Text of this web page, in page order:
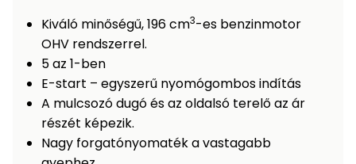
kellékek
Permetező
Üvegház
és
melegház
Kiváló minőségű, 196 cm3-es benzinmotor
OHV rendszerrel.
5 az 1-ben
E-start – egyszerű nyomógombos indítás
A mulcsozó dugó és az oldalsó terelő az ár
részét képezik.
Nagy forgatónyomaték a vastagabb